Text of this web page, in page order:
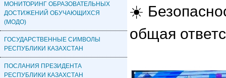
МОНИТОРИНГ ОБРАЗОВАТЕЛЬНЫХ
ДОСТИЖЕНИЙ ОБУЧАЮЩИХСЯ
(МОДО)
ГОСУДАРСТВЕННЫЕ СИМВОЛЫ
РЕСПУБЛИКИ КАЗАХСТАН
ПОСЛАНИЯ ПРЕЗИДЕНТА
РЕСПУБЛИКИ КАЗАХСТАН
☀️
общая